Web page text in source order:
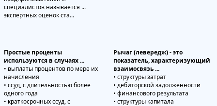
Простые проценты
используются в случаях ...
• выплаты процентов по мере их
начисления
• ссуд, с длительностью более
одного года
• краткосрочных ссуд, с
Рычаг (левередж) - это
показатель, характеризующий
взаимосвязь ...
• структуры затрат
• дебиторской задолженности
• финансового результата
• структуры капитала